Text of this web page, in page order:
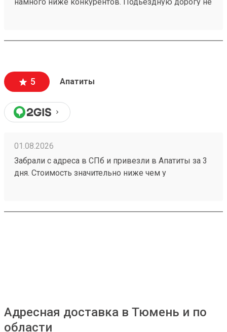
подскажут как лучше упаковать. Заказы
5 Апатиты
01.08.2026
Забрали с адреса в СПб и привезли в Апатиты за 3
дня. Стоимость значительно ниже чем у
компанией! Номер заказа 260691900.
Адресная доставка в Тюмень и по
области